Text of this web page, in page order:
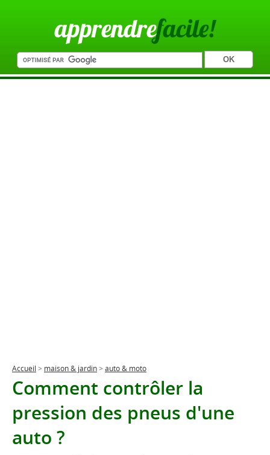
apprendrefacile!
Accueil > maison & jardin> auto & moto
Comment contrôler la
pression des pneus d'une
auto ?